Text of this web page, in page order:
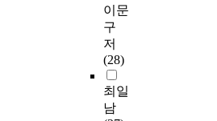
이문
구
저
(28)
최일
남